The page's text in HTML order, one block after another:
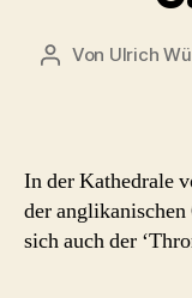
Beitragsautor
Von Ulrich
In der Kathedrale
der
sich auch der